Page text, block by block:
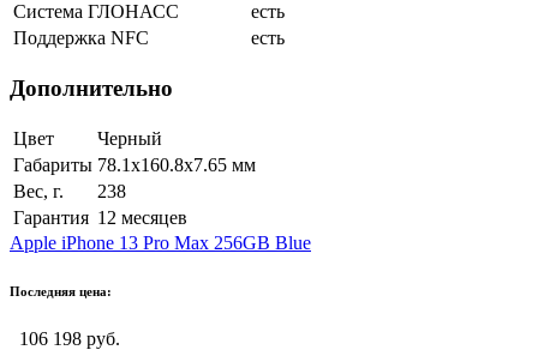
Система ГЛОНАСС
есть
Поддержка NFC
есть
Дополнительно
Цвет
Черный
Габариты 78.1x160.8x7.65 мм
Вес, г.
238
Гарантия 12 месяцев
Apple iPhone 13 Pro Max 256GB Blue
Последняя цена:
106 198 руб.